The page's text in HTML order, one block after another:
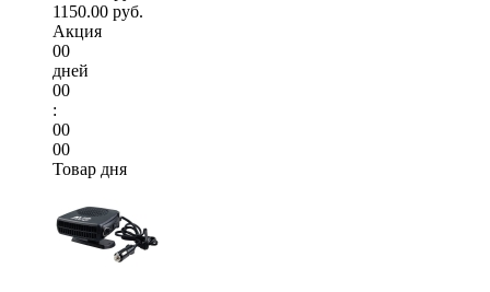
1150.00 руб.
Акция
00
дней
00
:
00
00
Товар дня